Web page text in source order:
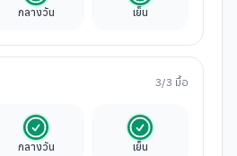
กลางวัน เย็น
3/3 มื้อ
กลางวัน
รวมในค่าทัวร์
เย็น
รวมในค่าทัวร์